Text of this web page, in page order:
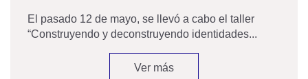
El pasado 12 de mayo, se llevó a cabo el taller
“Construyendo y deconstruyendo identidades...
Ver más